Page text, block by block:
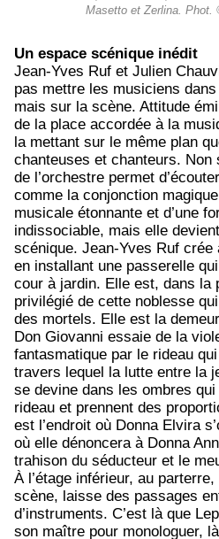
Masetto et Zerlina. Phot.
Un espace scénique inédit
Jean-Yves Ruf et Julien
pas mettre les musiciens
mais sur la scène. Attitude
de la place accordée à la
la mettant sur le même plan
chanteuses et chanteurs. Non
de l’orchestre permet
comme la conjonction
musicale étonnante et d’une
indissociable, mais elle
scénique. Jean-Yves Ruf crée
en installant une passerelle
cour à jardin. Elle est, dans la
privilégié de cette noblesse
des mortels. Elle est la
Don Giovanni essaie de la
fantasmatique par le rideau
travers lequel la lutte entre la
se devine dans les ombres
rideau et prennent des
est l’endroit où Donna Elvira
où elle dénoncera à Donna
trahison du séducteur et le
À l’étage inférieur, au
scène, laisse des passages
d’instruments. C’est là que
son maître pour monologuer,